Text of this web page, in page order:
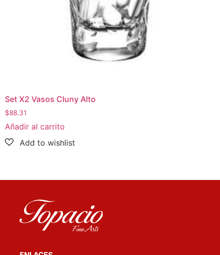
Set X2 Vasos Cluny Alto
$88.31
Añadir al carrito